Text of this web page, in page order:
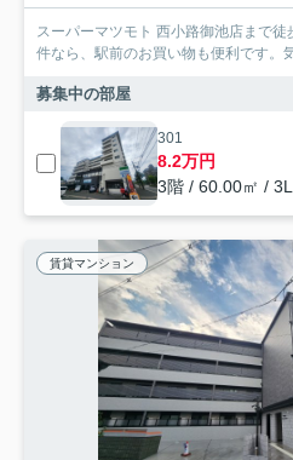
スーパーマツモト 西小路御池店まで
件なら、駅前のお買い物も便利です。
募集中の部屋
301
8.2万円
3階 / 60.00㎡ /
賃貸マンション